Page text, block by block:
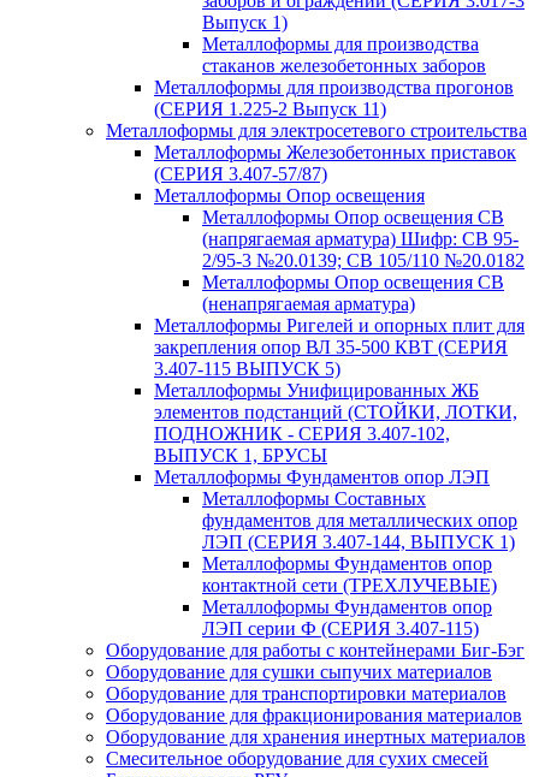
Выпуск 1)
Металлоформы для производства
стаканов железобетонных заборов
Металлоформы для производства прогонов
(СЕРИЯ 1.225-2 Выпуск 11)
Металлоформы для электросетевого строительства
Металлоформы Железобетонных приставок
(СЕРИЯ 3.407-57/87)
Металлоформы Опор освещения
Металлоформы Опор освещения СВ
(напрягаемая арматура) Шифр: СВ 95-
2/95-3 №20.0139; СВ 105/110 №20.0182
Металлоформы Опор освещения СВ
(ненапрягаемая арматура)
Металлоформы Ригелей и опорных плит для
закрепления опор ВЛ 35-500 КВТ (СЕРИЯ
3.407-115 ВЫПУСК 5)
Металлоформы Унифицированных ЖБ
элементов подстанций (СТОЙКИ, ЛОТКИ,
ПОДНОЖНИК - СЕРИЯ 3.407-102,
ВЫПУСК 1, БРУСЫ
Металлоформы Фундаментов опор ЛЭП
Металлоформы Составных
фундаментов для металлических опор
ЛЭП (СЕРИЯ 3.407-144, ВЫПУСК 1)
Металлоформы Фундаментов опор
контактной сети (ТРЕХЛУЧЕВЫЕ)
Металлоформы Фундаментов опор
ЛЭП серии Ф (СЕРИЯ 3.407-115)
Оборудование для работы с контейнерами Биг-Бэг
Оборудование для сушки сыпучих материалов
Оборудование для транспортировки материалов
Оборудование для фракционирования материалов
Оборудование для хранения инертных материалов
Смесительное оборудование для сухих смесей